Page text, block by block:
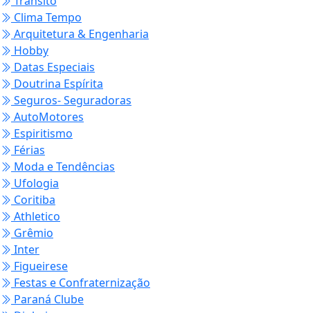
Clima Tempo
Arquitetura & Engenharia
Hobby
Datas Especiais
Doutrina Espírita
Seguros- Seguradoras
AutoMotores
Espiritismo
Férias
Moda e Tendências
Ufologia
Coritiba
Athletico
Grêmio
Inter
Figueirese
Festas e Confraternização
Paraná Clube